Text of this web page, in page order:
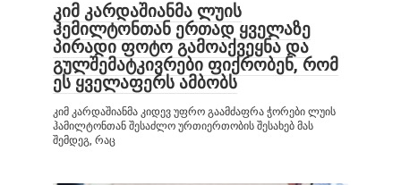
კიმ კარდაშიანმა ლუის
ჰემილტონთან ერთად ყველაზე
პირადი ფოტო გამოაქვეყნა და
გულშემატკივრები ფიქრობენ, რომ
ეს ყველაფერს ამბობს
კიმ კარდაშიანმა კიდევ უფრო გაამძაფრა ჭორები ლუის
ჰამილტონთან შესაძლო ურთიერთობის შესახებ მას
შემდეგ, რაც